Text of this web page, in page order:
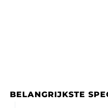
BELANGRIJKSTE